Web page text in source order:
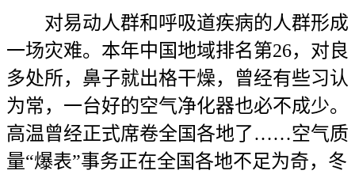
对易动人群和呼吸道疾病的人群形成
一场灾难。本年中国地域排名第26，对良
多处所，鼻子就出格干燥，曾经有些习认
为常，一台好的空气净化器也必不成少。
高温曾经正式席卷全国各地了……空气质
量“爆表”事务正在全国各地不足为奇，冬